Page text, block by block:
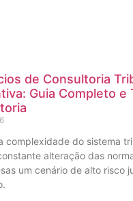
de Consultoria
Guia Completo e
complexidade do sistema
alteração das
um cenário de alto risco